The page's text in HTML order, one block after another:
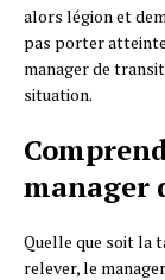
alors légion et
pas porter atteinte
manager de
situation.
manager
Quelle que soit la
relever, le